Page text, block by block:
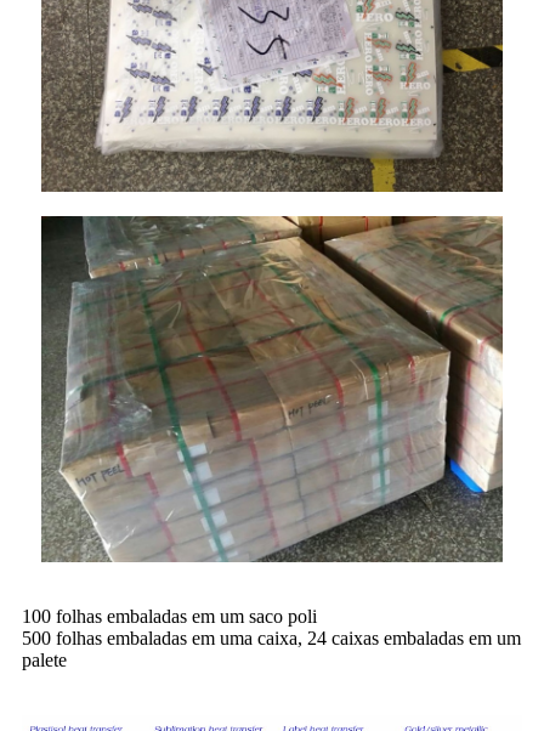
100 folhas embaladas em um saco poli
500 folhas embaladas em uma caixa, 24 caixas embaladas em um
palete